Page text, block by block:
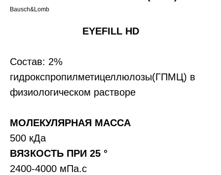
Bausch&Lomb
EYEFILL HD
Состав: 2%
гидрокспропилметицеллюлозы(ГПМЦ) в
физиологическом растворе
МОЛЕКУЛЯРНАЯ МАССА
500 кДа
ВЯЗКОСТЬ ПРИ 25 °
2400-4000 мПа.с